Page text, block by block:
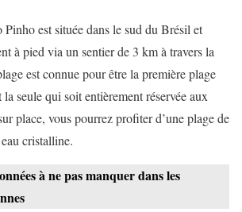
est située dans le sud du Brésil et
à pied via un sentier de 3 km à travers la
est connue pour être la première plage
seule qui soit entièrement réservée aux
place, vous pourrez profiter d’une plage de
cristalline.
à ne pas manquer dans les